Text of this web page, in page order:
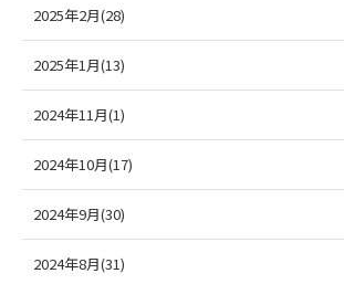
2025年2月(28)
2025年1月(13)
2024年11月(1)
2024年10月(17)
2024年9月(30)
2024年8月(31)